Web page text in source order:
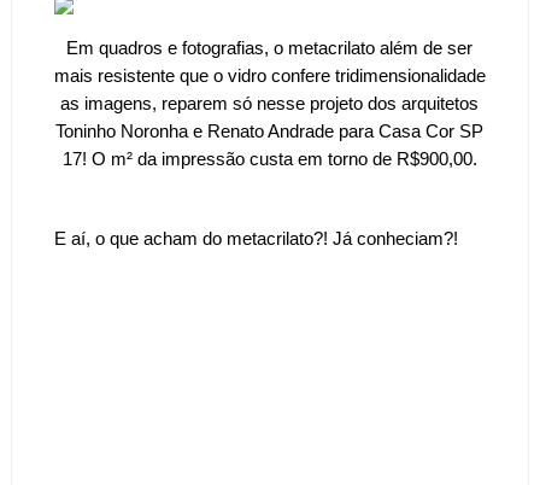
Em quadros e fotografias, o metacrilato além de ser
mais resistente que o vidro confere tridimensionalidade
as imagens, reparem só nesse projeto dos arquitetos
Toninho Noronha e Renato Andrade para Casa Cor SP
17! O m² da impressão custa em torno de R$900,00.
E aí, o que acham do metacrilato?! Já conheciam?!